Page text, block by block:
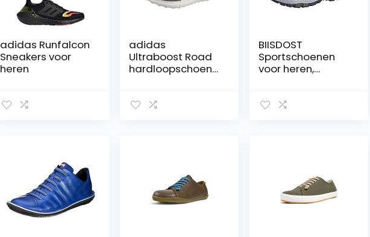
adidas Runfalcon
Sneakers voor
heren
adidas
Ultraboost Road
hardloopschoen
BIISDOST
Sportschoenen
voor heren,
schoenen, mesh,
blote voeten,
schoenen voor
heren